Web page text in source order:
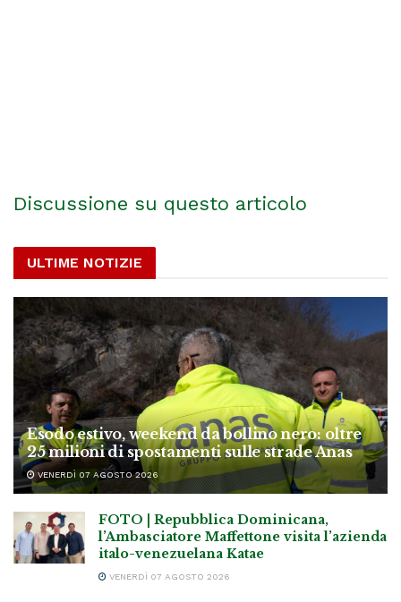
Discussione su questo articolo
ULTIME NOTIZIE
Esodo estivo, weekend da bollino nero: oltre
25 milioni di spostamenti sulle strade Anas
VENERDÌ 07 AGOSTO 2026
FOTO | Repubblica Dominicana,
l’Ambasciatore Maffettone visita l’azienda
italo-venezuelana Katae
VENERDÌ 07 AGOSTO 2026